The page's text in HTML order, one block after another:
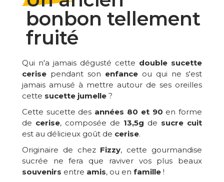
bonbon tellement
fruité
Qui n'a jamais dégusté cette double sucette
cerisependant son enfanceou qui ne s'est
jamais amusé à mettre autour de ses oreilles
cette sucette jumelle?
Cette sucette des années 80 et 90 en forme
de cerise, composée de 13,5g de sucre cuit
est au délicieux goût de cerise.
Originaire de chez Fizzy, cette gourmandise
sucrée ne fera que raviver vos plus beaux
souvenirs entre amis, ou en famille!